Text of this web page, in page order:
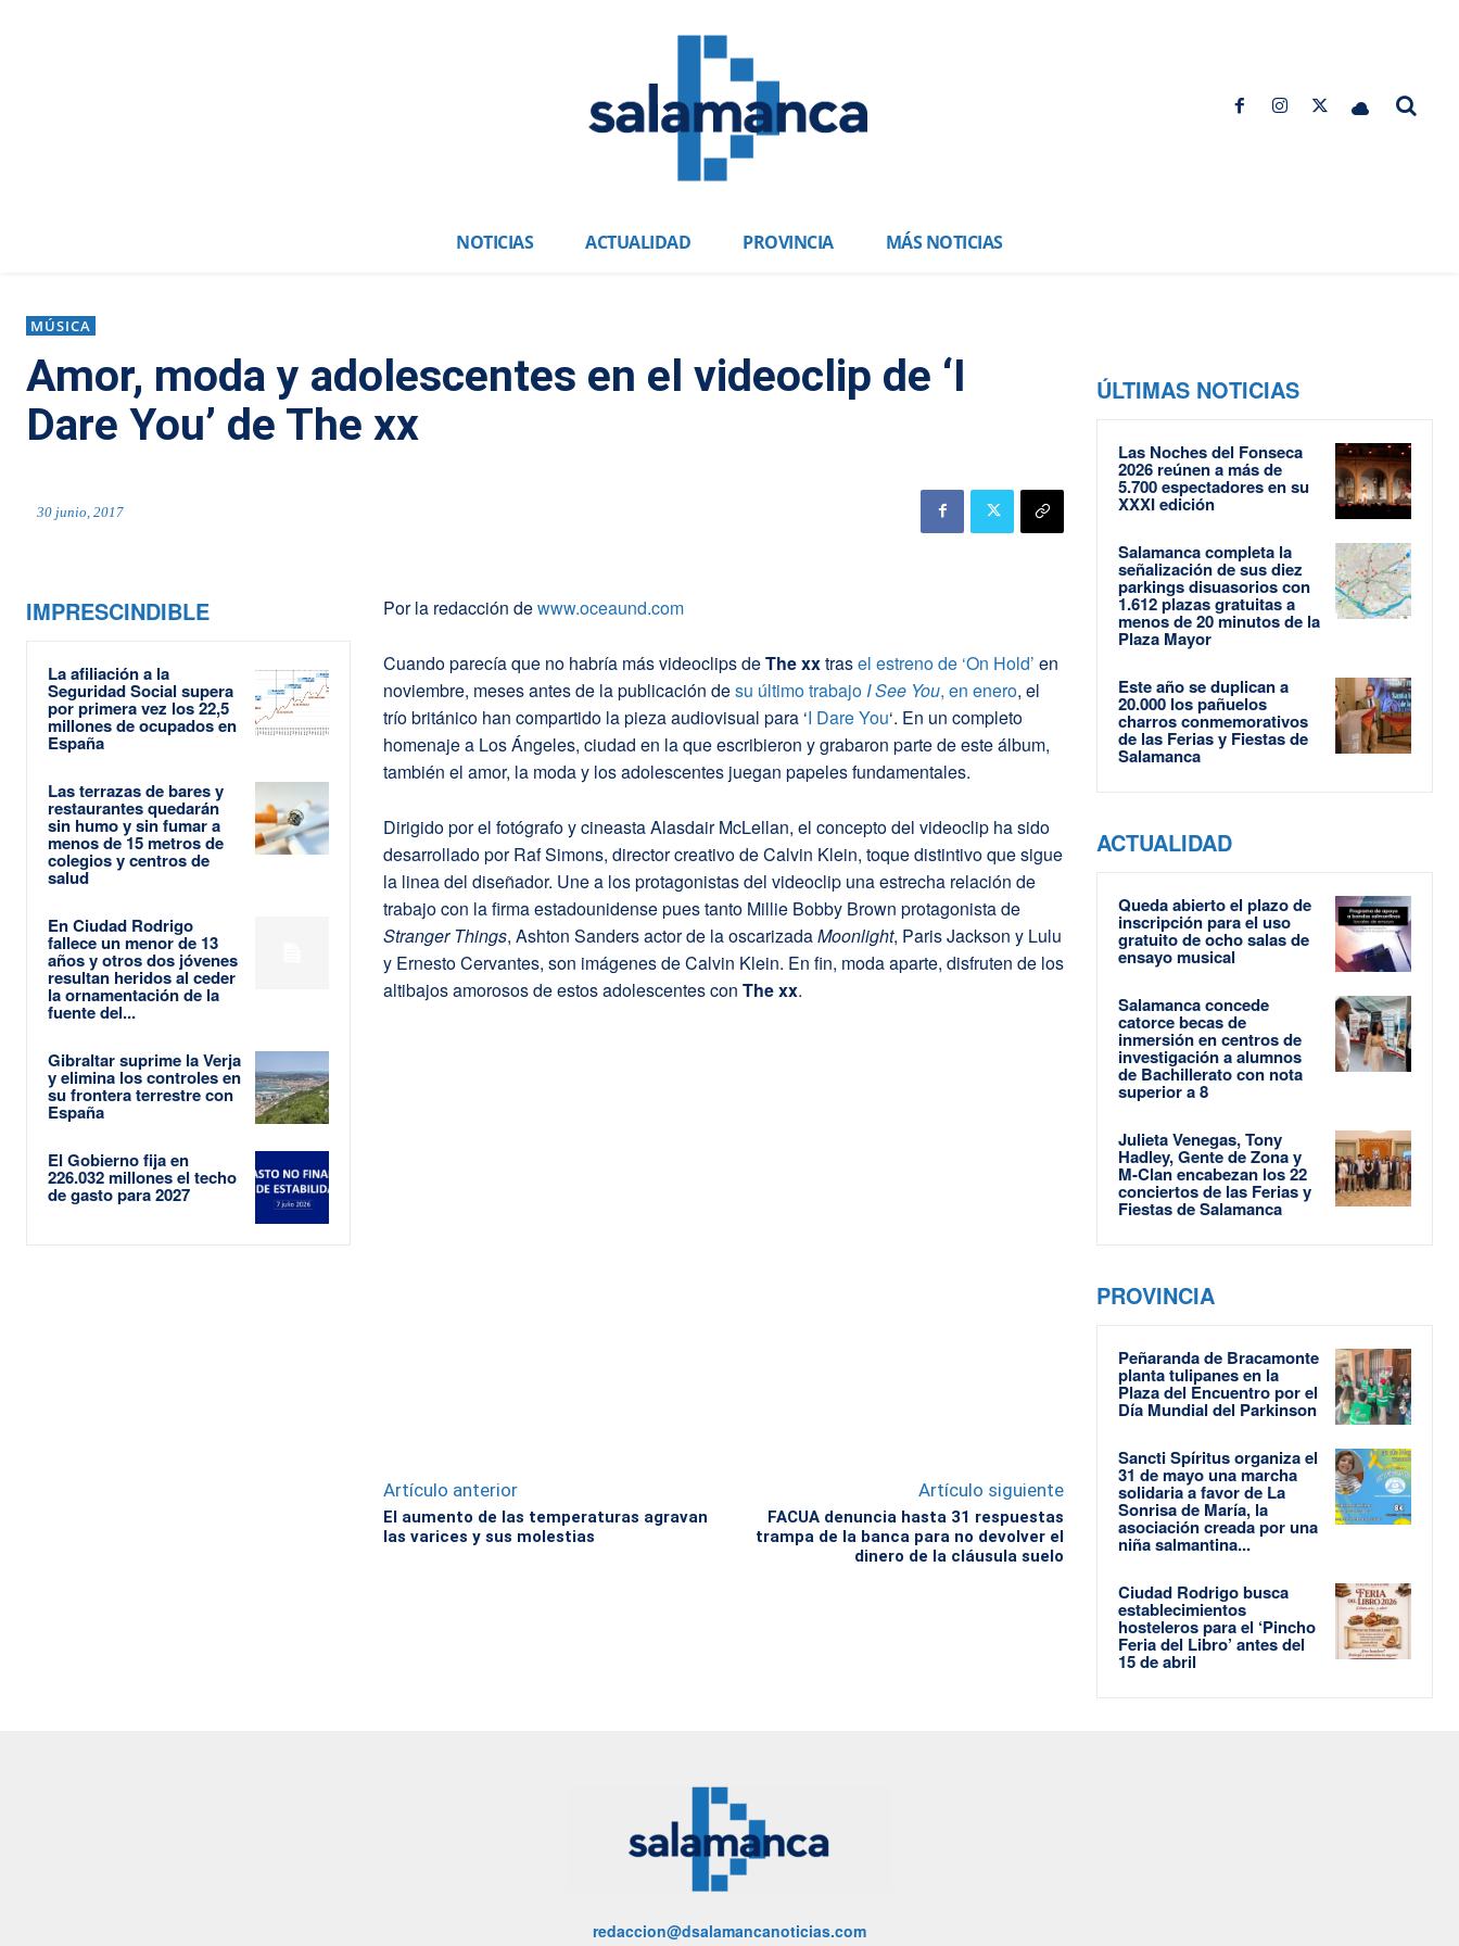
NOTICIAS ACTUALIDAD PROVINCIA MÁS NOTICIAS
MÚSICA
Amor, moda y adolescentes en el videoclip de ‘I
Dare You’ de The xx
30 junio, 2017
IMPRESCINDIBLE
La afiliación a la
Seguridad Social supera
por primera vez los 22,5
millones de ocupados en
España
Las terrazas de bares y
restaurantes quedarán
sin humo y sin fumar a
menos de 15 metros de
colegios y centros de
salud
En Ciudad Rodrigo
fallece un menor de 13
años y otros dos jóvenes
resultan heridos al ceder
la ornamentación de la
fuente del...
Gibraltar suprime la Verja
y elimina los controles en
su frontera terrestre con
España
El Gobierno fija en
226.032 millones el techo
de gasto para 2027
Por la redacción dewww.oceaund.com
Cuando parecía que no habría más videoclips deThe xxtrasel estreno de ‘On Hold’ en
noviembre, meses antes de la publicación desu último trabajo I See You, en enero, el
trío británico han compartido la pieza audiovisual para ‘I Dare You‘. En un completo
homenaje a Los Ángeles, ciudad en la que escribieron y grabaron parte de este álbum,
también el amor, la moda y los adolescentes juegan papeles fundamentales.
Dirigido por el fotógrafo y cineasta Alasdair McLellan, el concepto del videoclip ha sido
desarrollado por Raf Simons, director creativo de Calvin Klein, toque distintivo que sigue
la linea del diseñador. Une a los protagonistas del videoclip una estrecha relación de
trabajo con la firma estadounidense pues tanto Millie Bobby Brown protagonista de
Stranger Things, Ashton Sanders actor de la oscarizadaMoonlight, Paris Jackson y Lulu
y Ernesto Cervantes, son imágenes de Calvin Klein. En fin, moda aparte, disfruten de los
altibajos amorosos de estos adolescentes con The xx.
Artículo anterior
El aumento de las temperaturas agravan
las varices y sus molestias
Artículo siguiente
FACUA denuncia hasta 31 respuestas
trampa de la banca para no devolver el
dinero de la cláusula suelo
ÚLTIMAS NOTICIAS
Las Noches del Fonseca
2026 reúnen a más de
5.700 espectadores en su
XXXI edición
Salamanca completa la
señalización de sus diez
parkings disuasorios con
1.612 plazas gratuitas a
menos de 20 minutos de la
Plaza Mayor
Este año se duplican a
20.000 los pañuelos
charros conmemorativos
de las Ferias y Fiestas de
Salamanca
ACTUALIDAD
Queda abierto el plazo de
inscripción para el uso
gratuito de ocho salas de
ensayo musical
Salamanca concede
catorce becas de
inmersión en centros de
investigación a alumnos
de Bachillerato con nota
superior a 8
Julieta Venegas, Tony
Hadley, Gente de Zona y
M-Clan encabezan los 22
conciertos de las Ferias y
Fiestas de Salamanca
PROVINCIA
Peñaranda de Bracamonte
planta tulipanes en la
Plaza del Encuentro por el
Día Mundial del Parkinson
Sancti Spíritus organiza el
31 de mayo una marcha
solidaria a favor de La
Sonrisa de María, la
asociación creada por una
niña salmantina...
Ciudad Rodrigo busca
establecimientos
hosteleros para el ‘Pincho
Feria del Libro’ antes del
15 de abril
redaccion@dsalamancanoticias.com